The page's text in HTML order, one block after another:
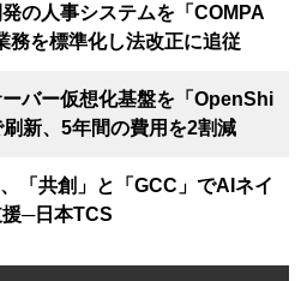
の人事システムを「COMPA
務を標準化し法改正に追従
バー仮想化基盤を「OpenShi
新、5年間の費用を2割減
「共創」と「GCC」でAIネイ
─日本TCS